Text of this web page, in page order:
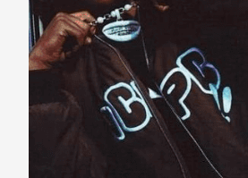
Chroniques
Sorties
Newsletter